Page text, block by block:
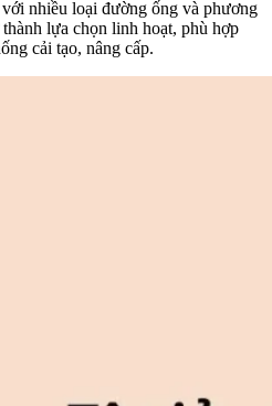
nhiều loại đường ống và phương
lựa chọn linh hoạt, phù hợp
cải tạo, nâng cấp.